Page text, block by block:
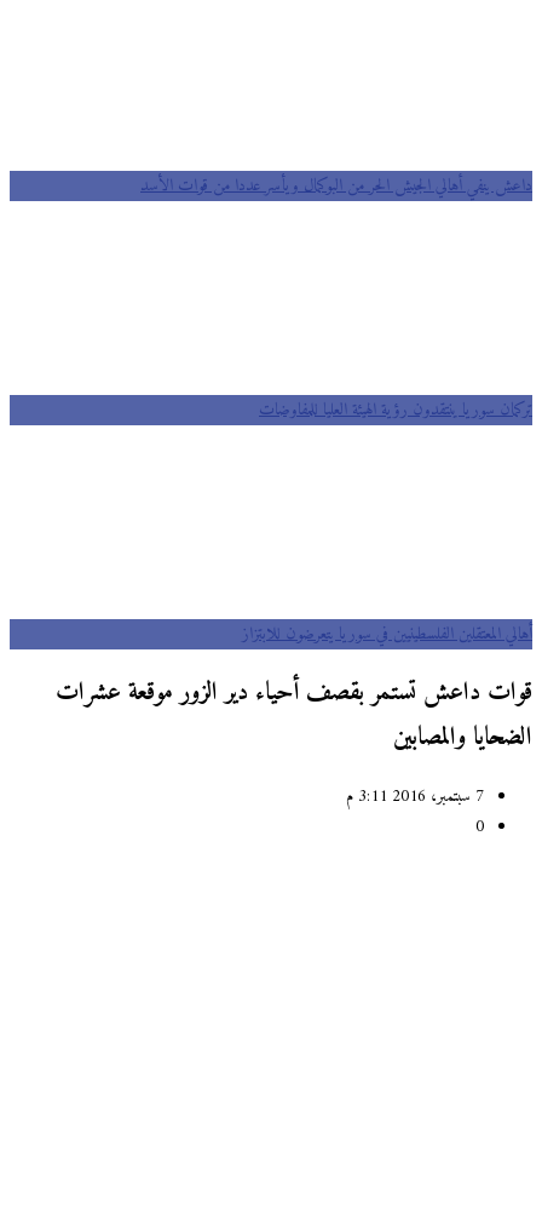
داعش ينفي أهالي الجيش الحر من البوكمال ويأسر عددا من قوات الأسد
تركمان سوريا ينتقدون رؤية الهيئة العليا للمفاوضات
أهالي المعتقلين الفلسطينيين في سوريا يتعرضون للابتزاز
قوات داعش تستمر بقصف أحياء دير الزور موقعة عشرات
الضحايا والمصابين